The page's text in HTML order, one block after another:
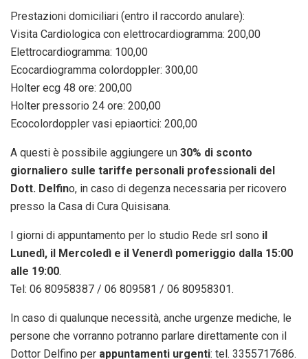
Prestazioni domiciliari (entro il raccordo anulare):
Visita Cardiologica con elettrocardiogramma: 200,00
Elettrocardiogramma: 100,00
Ecocardiogramma colordoppler: 300,00
Holter ecg 48 ore: 200,00
Holter pressorio 24 ore: 200,00
Ecocolordoppler vasi epiaortici: 200,00
A questi è possibile aggiungere un 30% di sconto
giornaliero sulle tariffe personali professionali del
Dott. Delfino, in caso di degenza necessaria per ricovero
presso la Casa di Cura Quisisana.
I giorni di appuntamento per lo studio Rede srl sono il
Lunedì, il Mercoledì e il Venerdì pomeriggio dalla 15:00
alle 19:00.
Tel: 06 80958387 / 06 809581 / 06 80958301.
In caso di qualunque necessità, anche urgenze mediche, le
persone che vorranno potranno parlare direttamente con il
Dottor Delfino per appuntamenti urgenti: tel. 3355717686.